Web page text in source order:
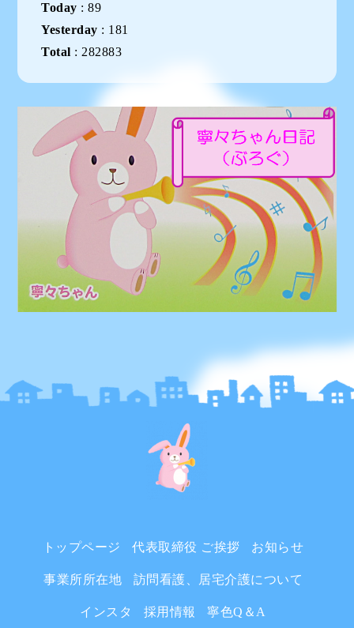
Today :89
Yesterday : 181
Total : 282883
トップページ 代表取締役 ご挨拶 お知らせ
事業所所在地 訪問看護、居宅介護について
インスタ 採用情報 寧色Q＆A